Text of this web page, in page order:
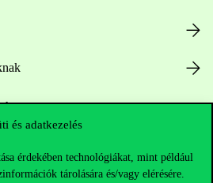
és adatkezelés
érdekében technológiákat, mint például
tárolására és/vagy elérésére.